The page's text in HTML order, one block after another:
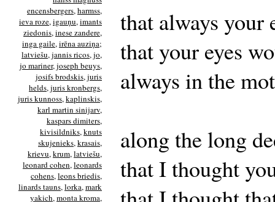
encensbergers,harmss,
ieva roze,igauņu,imants
ziedonis,inese zandere,
inga gaile,irēna auziņa;
latviešu,jannis ricos,jo,
jo mariner,joseph beuys,
josifs brodskis,juris
helds,juris kronbergs,
juris kunnoss,kaplinskis,
karl martin sinijarv,
kaspars dimiters,
kivisildniks,knuts
skujenieks,krasais,
krievu,krum,latviešu,
leonard cohen,leonards
cohens,leons briedis,
linards tauns,lorka,mark
yakich,monta kroma,
that always your
that your eyes
always in the
along the long
that I thought